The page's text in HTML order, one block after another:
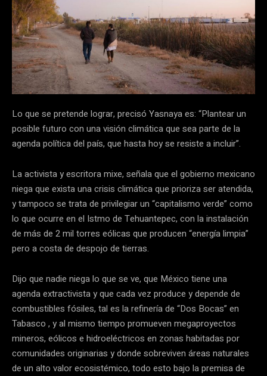
Lo que se pretende lograr, precisó Yasnaya es: “Plantear un
posible futuro con una visión climática que sea parte de la
agenda política del país, que hasta hoy se resiste a incluir”.
La activista y escritora mixe, señala que el gobierno mexicano
niega que exista una crisis climática que prioriza ser atendida,
y tampoco se trata de privilegiar un “capitalismo verde” como
lo que ocurre en el Istmo de Tehuantepec, con la instalación
de más de 2 mil torres eólicas que producen “energía limpia”
pero a costa de despojo de tierras.
Dijo que nadie niega lo que se ve, que México tiene una
agenda extractivista y que cada vez produce y depende de
combustibles fósiles, tal es la refinería de “Dos Bocas” en
Tabasco , y al mismo tiempo promueven megaproyectos
mineros, eólicos e hidroeléctricos en zonas habitadas por
comunidades originarias y donde sobreviven áreas naturales
de un alto valor ecosistémico, todo esto bajo la premisa de